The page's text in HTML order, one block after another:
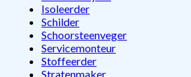
Isoleerder
Schilder
Schoorsteenveger
Servicemonteur
Stoffeerder
Stratenmaker